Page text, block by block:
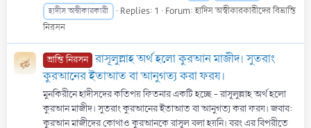
হাদীস অস্বীকারকারী
Replies: 1 Forum:হাদিস অস্বীকারকারীদের বিভ্রান্তি
নিরসন
ভ্রান্তি নিরসন রাসূলুল্লাহ অর্থ হলো কুরআন মাজীদ। সুতরাং
কুরআনের ইতাআত বা আনুগত্য করা ফরয।
মুনকিরীনে হাদীসদের কতিপয় ফিতনার একটি হচ্ছে - রাসূলুল্লাহ অর্থ হলো
কুরআন মাজীদ। সুতরাং কুরআনের ইতাআত বা আনুগত্য করা ফরয। জবাব:
কুরআন মাজীদের কোথাও কুরআনকে রাসূল বলা হয়নি। বরং এর বিপরীতে